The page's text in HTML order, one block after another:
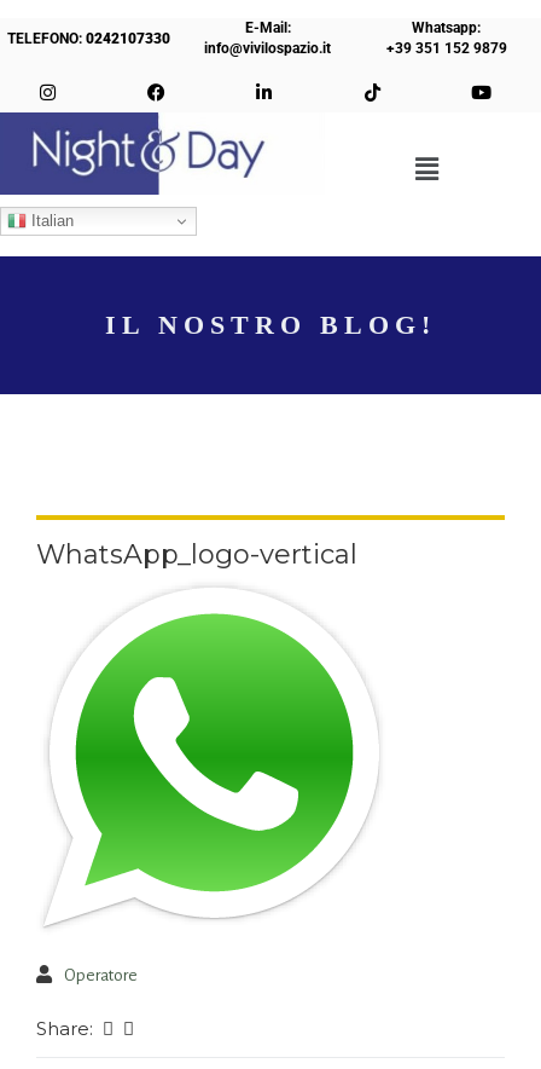
TELEFONO:0242107330
E-Mail:
info@vivilospazio.it
Whatsapp:
+39 351 152 9879
Italian
IL NOSTRO BLOG!
WhatsApp_logo-vertical
Operatore
Share: